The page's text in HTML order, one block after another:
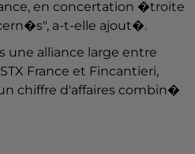
en concertation �troite
a-t-elle ajout�.
une alliance large entre
France et Fincantieri,
chiffre d'affaires combin�